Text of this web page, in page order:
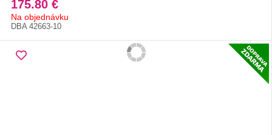
175.80 €
Na objednávku
DBA 42663-10